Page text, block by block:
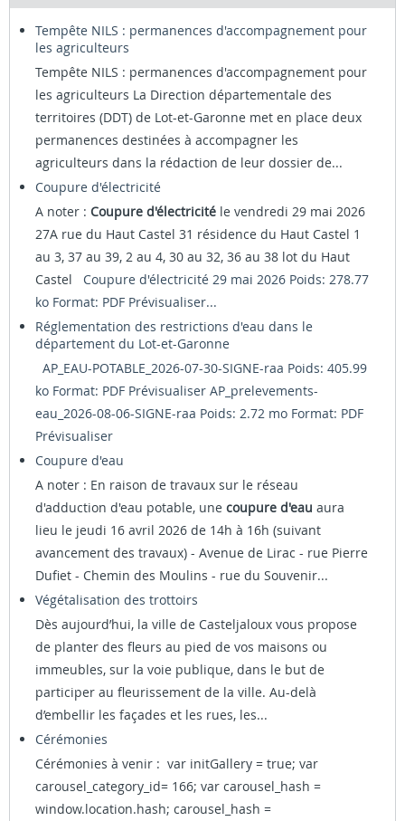
Tempête NILS : permanences d'accompagnement pour
les agriculteurs
Tempête NILS : permanences d'accompagnement pour
les agriculteurs La Direction départementale des
territoires (DDT) de Lot-et-Garonne met en place deux
permanences destinées à accompagner les
agriculteurs dans la rédaction de leur dossier de...
Coupure d'électricité
A noter : Coupure d'électricité le vendredi 29 mai 2026
27A rue du Haut Castel 31 résidence du Haut Castel 1
au 3, 37 au 39, 2 au 4, 30 au 32, 36 au 38 lot du Haut
Castel Coupure d'électricité 29 mai 2026 Poids: 278.77
ko Format: PDF Prévisualiser...
Réglementation des restrictions d'eau dans le
département du Lot-et-Garonne
AP_EAU-POTABLE_2026-07-30-SIGNE-raa Poids: 405.99
ko Format: PDF Prévisualiser AP_prelevements-
eau_2026-08-06-SIGNE-raa Poids: 2.72 mo Format: PDF
Prévisualiser
Coupure d'eau
A noter : En raison de travaux sur le réseau
d'adduction d'eau potable, une coupure d'eau aura
lieu le jeudi 16 avril 2026 de 14h à 16h (suivant
avancement des travaux) - Avenue de Lirac - rue Pierre
Dufiet - Chemin des Moulins - rue du Souvenir...
Végétalisation des trottoirs
Dès aujourd’hui, la ville de Casteljaloux vous propose
de planter des fleurs au pied de vos maisons ou
immeubles, sur la voie publique, dans le but de
participer au fleurissement de la ville. Au-delà
d’embellir les façades et les rues, les...
Cérémonies
Cérémonies à venir : var initGallery = true; var
carousel_category_id= 166; var carousel_hash =
window.location.hash; carousel_hash =